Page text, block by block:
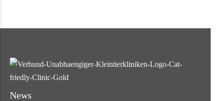
News